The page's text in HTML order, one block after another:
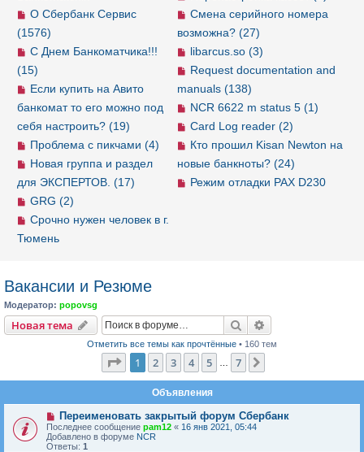
Смена серийного номера
возможна? (27)
libarcus.so (3)
Request documentation and
manuals (138)
NCR 6622 m status 5 (1)
Card Log reader (2)
Кто прошил Kisan Newton на
новые банкноты? (24)
Режим отладки PAX D230
О Сбербанк Сервис
(1576)
С Днем Банкоматчика!!!
(15)
Если купить на Авито
банкомат то его можно под
себя настроить? (19)
Проблема с пикчами (4)
Новая группа и раздел
для ЭКСПЕРТОВ. (17)
GRG (2)
Срочно нужен человек в г.
Тюмень
Вакансии и Резюме
Модератор: popovsg
Новая тема
Новаятема Поиск
Отметить все темы как прочтённые • 160 тем
Страница из
1 2 3 4 5 7
Объявления
Переименовать закрытый форум Сбербанк
Последнее сообщение pam12 « 16 янв 2021, 05:44
Добавлено в форуме NCR
Ответы: 1